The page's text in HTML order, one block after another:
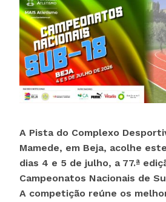
A Pista do Complexo
Mamede, em Beja, acolhe
dias 4 e 5 de julho, a 77.ª
Campeonatos Nacionais de
A competição reúne os